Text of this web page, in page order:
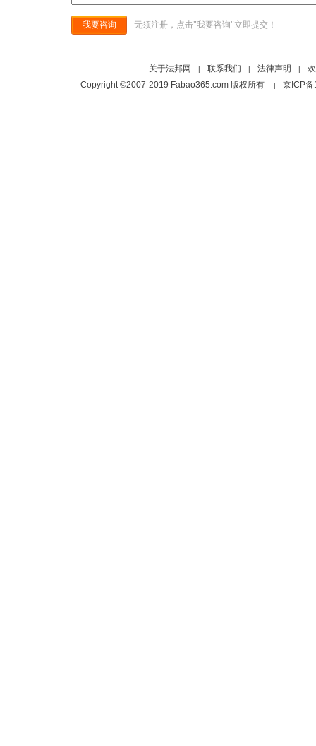
我要咨询 无须注册，点击"我要咨询"立即提交！
关于法邦网 | 联系我们 | 法律声明 |
Copyright ©2007-2019 Fabao365.com 版权所有
| 京ICP